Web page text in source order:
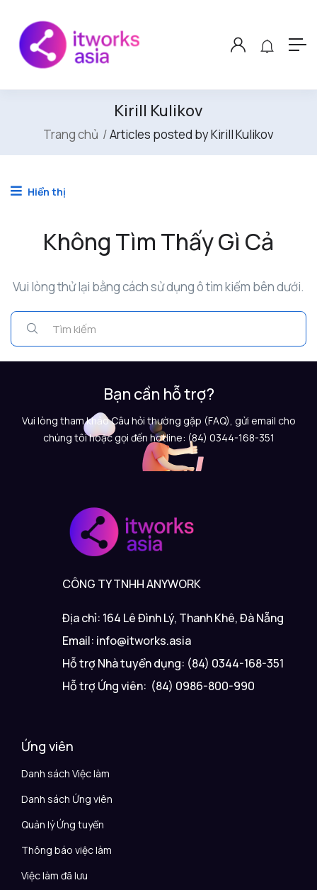
Kirill Kulikov
Trang chủ Articles posted by Kirill Kulikov
Hiển thị
Không Tìm Thấy Gì Cả
Vui lòng thử lại bằng cách sử dụng ô tìm kiếm bên dưới.
Bạn cần hỗ trợ?
Vui lòng tham khảo Câu hỏi thường gặp (FAQ), gửi email cho
chúng tôi hoặc gọi đến hotline: (84) 0344-168-351
CÔNG TY TNHH ANYWORK
Địa chỉ: 164 Lê Đình Lý, Thanh Khê, Đà Nẵng
Email: info@itworks.asia
Hỗ trợ Nhà tuyển dụng: (84) 0344-168-351
Hỗ trợ Ứng viên: (84) 0986-800-990
Ứng viên
Danh sách Việc làm
Danh sách Ứng viên
Quản lý Ứng tuyển
Thông báo việc làm
Việc làm đã lưu